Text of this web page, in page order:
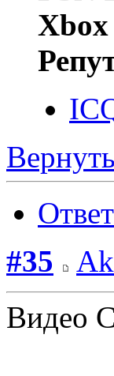
#35
Видео